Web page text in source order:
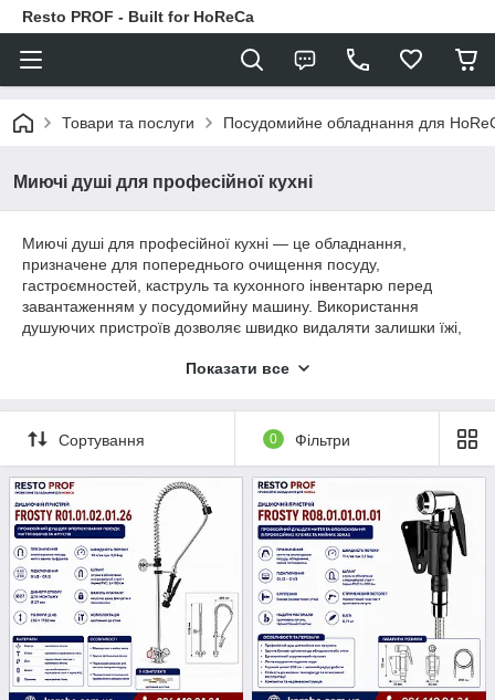
Resto PROF - Built for HoReCa
Товари та послуги Посудомийне обладнання для
Миючі душі для професійної кухні
Миючі душі для професійної кухні — це обладнання,
призначене для попереднього очищення посуду,
гастроємностей, каструль та кухонного інвентарю перед
завантаженням у посудомийну машину. Використання
душуючих пристроїв дозволяє швидко видаляти залишки їжі,
покращувати якість миття. Такі рішення широко
готелів та виробничих підприємств.
👨‍💼 Потрібна консультація щодо підбору обладнання?
Телефонуйте: 096 149 94 24. Допоможемо підібрати
оптимальне рішення для вашого закладу.
Показати все
Сортування 0 Фільтри